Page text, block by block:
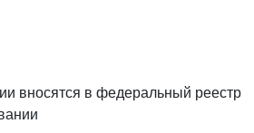
вносятся в федеральный реестр